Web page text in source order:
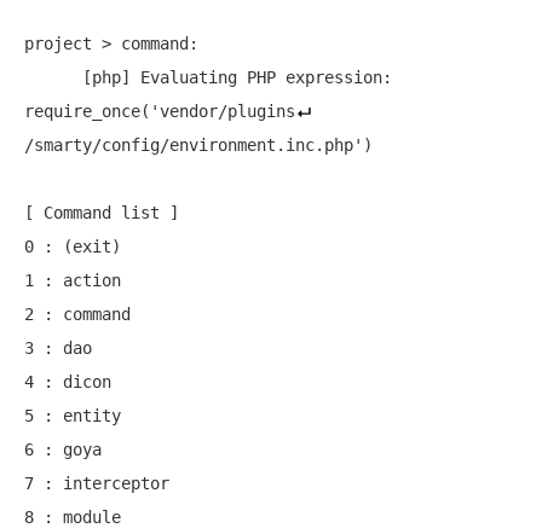
project > command:
require_once('vendor/plugins
/smarty/config/environment.inc.php')
[ Command list ]
0 : (exit)
1 : action
2 : command
3 : dao
4 : dicon
5 : entity
6 : goya
7 : interceptor
8 : module